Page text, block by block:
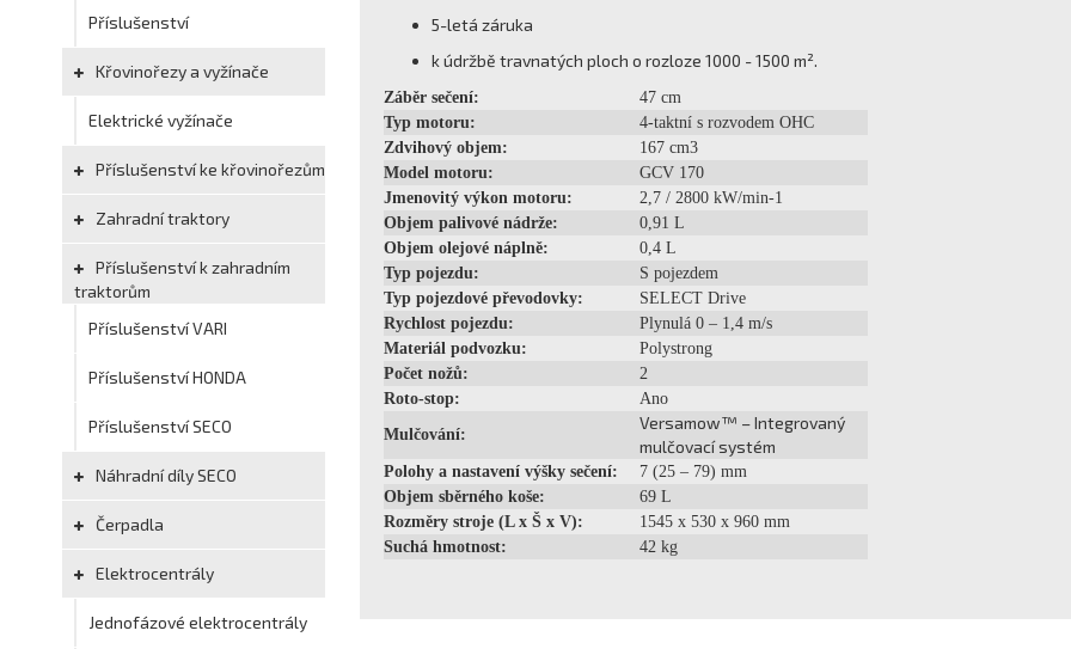
Příslušenství
Křovinořezy a vyžínače
Elektrické vyžínače
Příslušenství ke křovinořezům
Zahradní traktory
Příslušenství k zahradním
traktorům
Příslušenství VARI
Příslušenství HONDA
Příslušenství SECO
Náhradní díly SECO
Čerpadla
Elektrocentrály
Jednofázové elektrocentrály
5-letá záruka
k údržbě travnatých ploch o rozloze 1000 - 1500 m².
Záběr sečení:
47 cm
Typ motoru:
4-taktní s rozvodem OHC
Zdvihový objem:
167 cm3
Model motoru:
GCV 170
Jmenovitý výkon motoru:
2,7 / 2800 kW/min-1
Objem palivové nádrže:
0,91 L
Objem olejové náplně:
0,4 L
Typ pojezdu:
S pojezdem
Typ pojezdové převodovky:
SELECT Drive
Rychlost pojezdu:
Plynulá 0 – 1,4 m/s
Materiál podvozku:
Polystrong
Počet nožů:
2
Roto-stop:
Ano
Mulčování:
Versamow™ – Integrovaný
mulčovací systém
Polohy a nastavení výšky sečení:
7 (25 – 79) mm
Objem sběrného koše:
69 L
Rozměry stroje (L x Š x V):
1545 x 530 x 960 mm
Suchá hmotnost:
42 kg